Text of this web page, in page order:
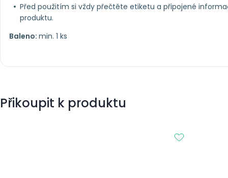
Před použitím si vždy přečtěte etiketu a připojené
produktu.
Baleno: min. 1 ks
Přikoupit k produktu